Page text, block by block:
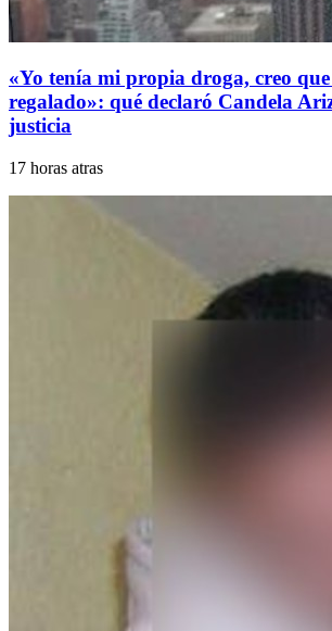
«Yo tenía mi propia droga, creo
regalado»: qué declaró Candela
justicia
17 horas atras